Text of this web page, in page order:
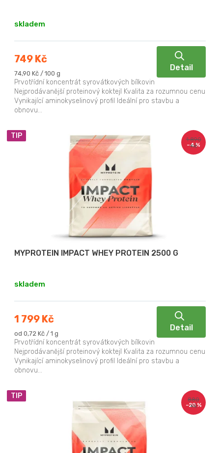
skladem
749 Kč
Měrná
cena:
74,90 Kč / 100 g
Detail
Prvotřídní koncentrát syrovátkových bílkovin
Nejprodávanější proteinový koktejl Kvalita za rozumnou cenu
Vynikající aminokyselinový profil Ideální pro stavbu a
obnovu...
TIP
1 890
Kč
–4 %
MYPROTEIN IMPACT WHEY PROTEIN 2500 G
skladem
1 799 Kč
Měrná
cena:
od 0,72 Kč / 1 g
Detail
Prvotřídní koncentrát syrovátkových bílkovin
Nejprodávanější proteinový koktejl Kvalita za rozumnou cenu
Vynikající aminokyselinový profil Ideální pro stavbu a
obnovu...
TIP
880
Kč
–20 %